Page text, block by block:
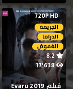
720P HD
الجريمة
الدراما
الغموض
8.2
17٬638
فيلم Evaru 2019